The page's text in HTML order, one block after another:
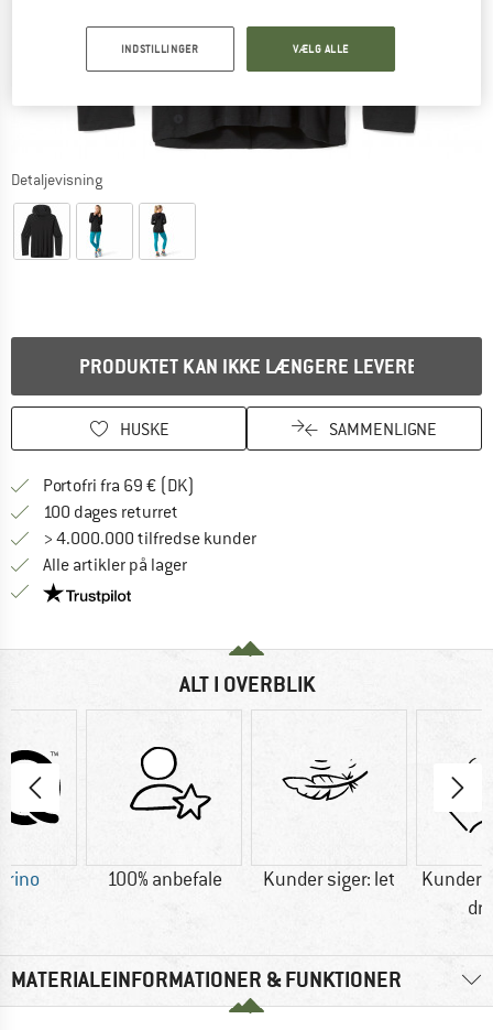
Detaljevisning
PRODUKTET KAN IKKE LÆNGERE LEVERES
HUSKE SAMMENLIGNE
Portofri fra 69 € (DK)
100 dages returret
> 4.000.000 tilfredse kunder
Alle artikler på lager
Vi er Trustpilot-certificeret - oplysningerne får du
ALT I OVERBLIK
100% anbefale Kunder siger: let
Kunder
MATERIALEINFORMATIONER & FUNKTIONER
INDSTILLINGER VÆLG ALLE